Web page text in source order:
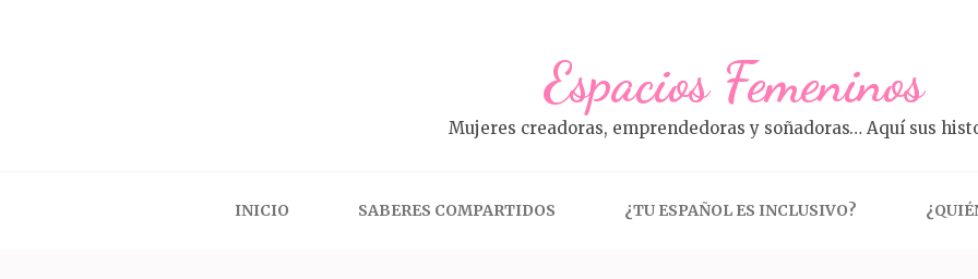
Espacios Femeninos
Mujeres creadoras, emprendedoras y soñadoras… Aquí sus
INICIO SABERES COMPARTIDOS ¿TU ESPAÑOL ES INCLUSIVO?